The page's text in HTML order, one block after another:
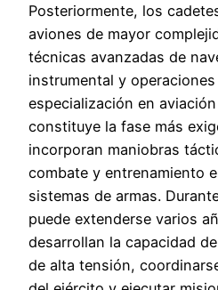
Posteriormente, los
aviones de mayor
técnicas avanzadas de
instrumental y
especialización en
constituye la fase más
incorporan maniobras
combate y entrenamiento
sistemas de armas.
puede extenderse varios
desarrollan la capacidad
de alta tensión,